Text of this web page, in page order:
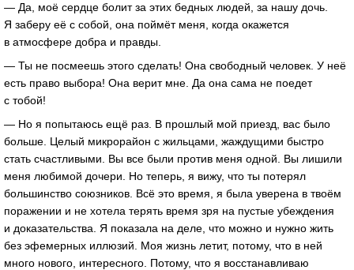
— Да, моё сердце болит за этих бедных людей, за нашу дочь.
Я заберу её с собой, она поймёт меня, когда окажется
в атмосфере добра и правды.
— Ты не посмеешь этого сделать! Она свободный человек. У неё
есть право выбора! Она верит мне. Да она сама не поедет
с тобой!
— Но я попытаюсь ещё раз. В прошлый мой приезд, вас было
больше. Целый микрорайон с жильцами, жаждущими быстро
стать счастливыми. Вы все были против меня одной. Вы лишили
меня любимой дочери. Но теперь, я вижу, что ты потерял
большинство союзников. Всё это время, я была уверена в твоём
поражении и не хотела терять время зря на пустые убеждения
и доказательства. Я показала на деле, что можно и нужно жить
без эфемерных иллюзий. Моя жизнь летит, потому, что в ней
много нового, интересного. Потому, что я восстанавливаю